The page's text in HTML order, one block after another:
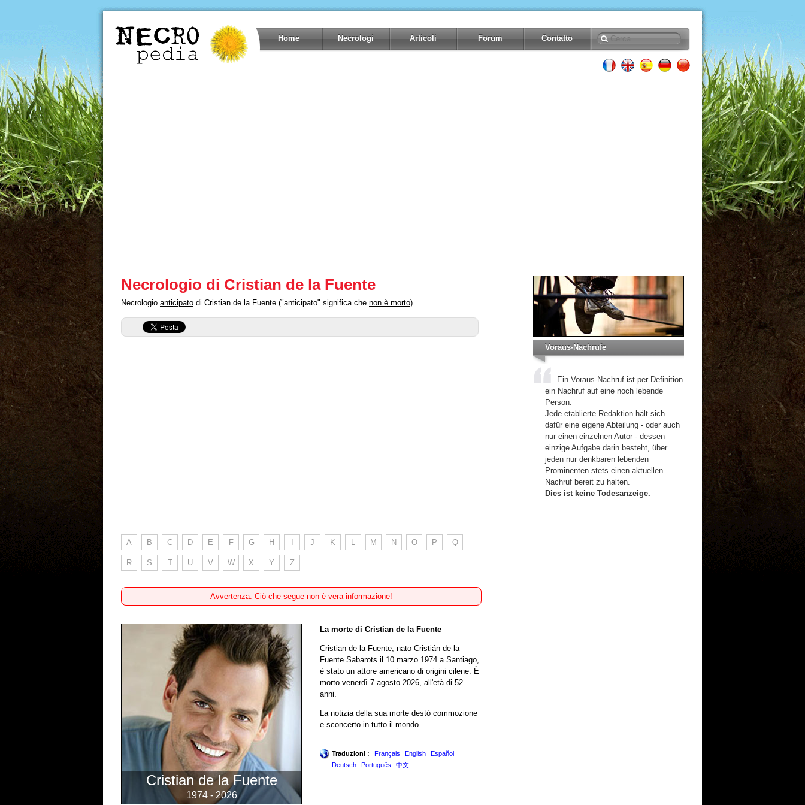
Home Necrologi Articoli Forum Contatto
Necrologio di Cristian de la Fuente
Necrologio anticipato di Cristian de la Fuente ("anticipato" significa che non è morto).
A B C D E F G H J K L M N O P Q
R S T U V W X Y Z
Avvertenza: Ciò che segue non è vera informazione!
Cristian de la Fuente
1974 - 2026
La morte di Cristian de la Fuente
Cristian de la Fuente, nato Cristián de la
Fuente Sabarots il 10 marzo 1974 a Santiago,
è stato un attore americano di origini cilene. È
morto venerdì 7 agosto 2026, all'età di 52
anni.
La notizia della sua morte destò commozione
e sconcerto in tutto il mondo.
Traduzioni : Français English
Español
Deutsch
Português 中文
Voraus-Nachrufe
Ein Voraus-Nachruf ist per Definition
ein Nachruf auf eine noch lebende
Person.
Jede etablierte Redaktion hält sich
dafür eine eigene Abteilung - oder auch
nur einen einzelnen Autor - dessen
einzige Aufgabe darin besteht, über
jeden nur denkbaren lebenden
Prominenten stets einen aktuellen
Nachruf bereit zu halten.
Dies ist keine Todesanzeige.